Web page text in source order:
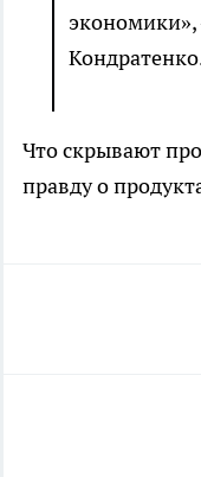
Что скрывают
правду о